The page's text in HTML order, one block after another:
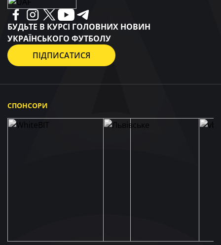
БУДЬТЕ В КУРСІ ГОЛОВНИХ НОВИН
УКРАЇНСЬКОГО ФУТБОЛУ
ПІДПИСАТИСЯ
СПОНСОРИ